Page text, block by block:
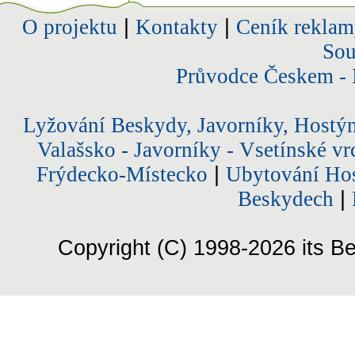
O projektu Kontakty| Ceník
Průvodce Českem
Lyžování Beskydy, Javorníky,
Valašsko - Javorníky - Vsetínské
Frýdecko-Místecko
Ubytování
Beskydech
Copyright (C) 1998-2026 its